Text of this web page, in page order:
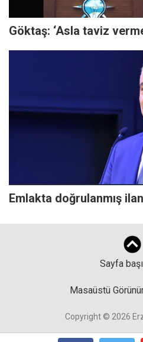
Göktaş: ‘Asla taviz
Emlakta doğrulanmış
Sayfa
Masaüstü
Copyright © 2026